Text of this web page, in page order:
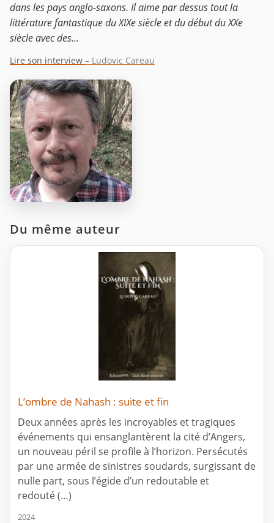
dans les pays anglo-saxons. Il aime par dessus tout la
littérature fantastique du XIXe siècle et du début du XXe
siècle avec des...
Lire son interview – Ludovic Careau
Du même auteur
L’ombre de Nahash : suite et fin
Deux années après les incroyables et tragiques
événements qui ensanglantèrent la cité d’Angers,
un nouveau péril se profile à l’horizon. Persécutés
par une armée de sinistres soudards, surgissant de
nulle part, sous l’égide d’un redoutable et
redouté (…)
2024